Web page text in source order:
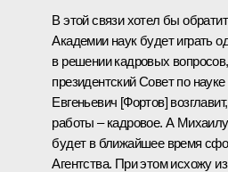
В этой связи хотел бы
Академии наук будет играть
в решении кадровых
президентский Совет по
Евгеньевич [Фортов]
работы – кадровое. А
будет в ближайшее время
Агентства. При этом исхожу